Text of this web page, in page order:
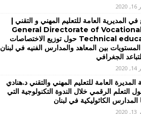
في المديرية العامة للتعليم المهني و التقني |
General Directorate of
Technical education حول توزيع الاختصاصات
بين المعاهد والمدارس الفنيه في لبنان
الجغرافي
المديرة العامة للتعليم المهني والتقني د.هنادي
التعلم الرقمي خلال الندوة التكنولوجية التي
المدارس الكاثوليكية في لبنان